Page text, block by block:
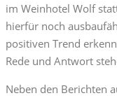
im Weinhotel Wolf
hierfür noch
positiven Trend
Rede und Antwort
Neben den Berichten